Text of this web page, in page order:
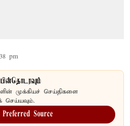
pm
முக்கியச் செய்திகளை
செய்யவும்.
Source